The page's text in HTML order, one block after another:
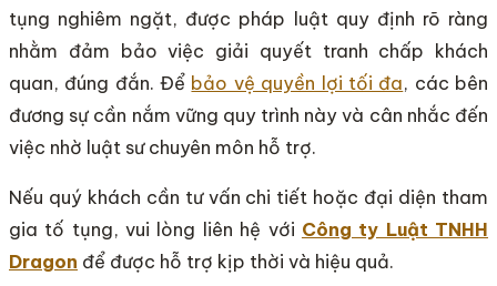
tụng nghiêm ngặt, được pháp luật quy định rõ ràng
nhằm đảm bảo việc giải quyết tranh chấp khách
quan, đúng đắn. Để bảo vệ quyền lợi tối đa, các bên
đương sự cần nắm vững quy trình này và cân nhắc đến
việc nhờ luật sư chuyên môn hỗ trợ.
Nếu quý khách cần tư vấn chi tiết hoặc đại diện tham
gia tố tụng, vui lòng liên hệ với Công ty Luật TNHH
Dragon để được hỗ trợ kịp thời và hiệu quả.